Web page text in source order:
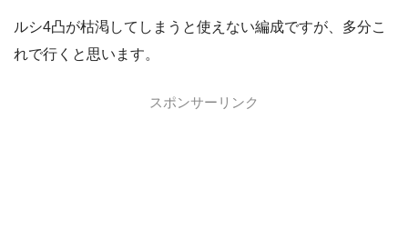
ルシ4凸が枯渇してしまうと使えない編成ですが、多分こ
れで行くと思います。
スポンサーリンク